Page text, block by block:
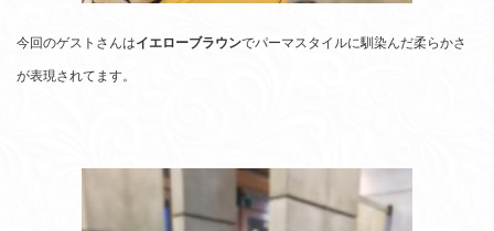
今回のゲストさんはイエローブラウンでパーマスタイルに馴染んだ柔らかさ
が表現されてます。